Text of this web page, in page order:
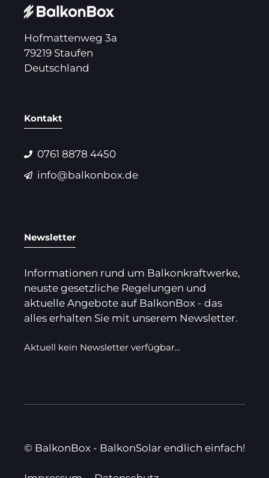
Hofmattenweg 3a
79219 Staufen
Deutschland
Kontakt
0761 8878 4450
info@balkonbox.de
Newsletter
Informationen rund um Balkonkraftwerke,
neuste gesetzliche Regelungen und
aktuelle Angebote auf BalkonBox - das
alles erhalten Sie mit unserem Newsletter.
Aktuell kein Newsletter verfügbar...
© BalkonBox - BalkonSolar endlich einfach!